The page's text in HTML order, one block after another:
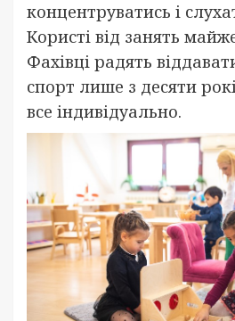
концентруватись і
Користі від занять
Фахівці радять
спорт лише з десяти
все індивідуально.